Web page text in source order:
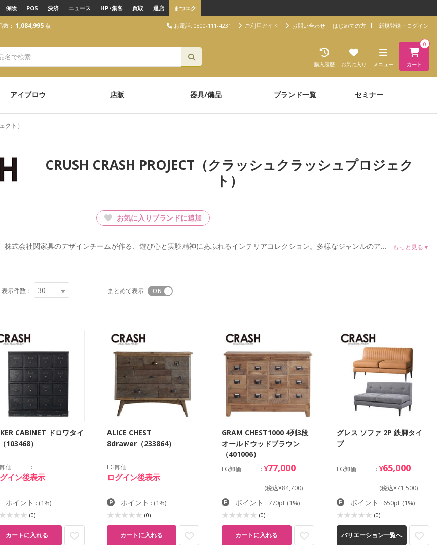
保険 POS 決済 ニュース HP･集客 買取 退店 まつエク
数： 1,084,995 点 お電話: 0800-111-4231 ご利用ガイド お問い合わせ はじめての方 新規登録・ログイン
カート
0
メニュー
お気に入り
購入履歴
シュプロジェクト）
アイブロウ 店販 器具/備品 ブランド一覧 セミナー
クト）
CRUSH CRASH PROJECT（クラッシュクラッシュプロジェク
ト）
お気に入りブランドに追加
クラッシュクラッシュプロジェクトは、株式会社関家具のデザインチームが作る、遊び心と実験精神にあふれるインテリアコレクション。多様なジャンルのアイテムを組み合わせることで生まれるギャップやユーモアのある空間を創造し、拘り選んだ素材、木材、古材、鉄、真鍮、革などを使ってモノ造りを考え、製品企画を行っています。
表示件数： 30 まとめて表示
CABINET ドロワタイ
103468）
価
イン後表示
ポイント : (1%)
(0)
カートに入れる
ALICE CHEST
8drawer（233864）
EG卸価
ログイン後表示
ポイント : (1%)
(0)
カートに入れる
GRAM CHEST1000 4列3段
オールドウッドブラウン
（401006）
EG卸価 ¥77,000
(税込¥84,700)
ポイント : 770pt (1%)
(0)
カートに入れる
グレス ソファ 2P 鉄脚タイ
プ
EG卸価 ¥65,000
(税込¥71,500)
ポイント : 650pt (1%)
(0)
バリエーション一覧へ